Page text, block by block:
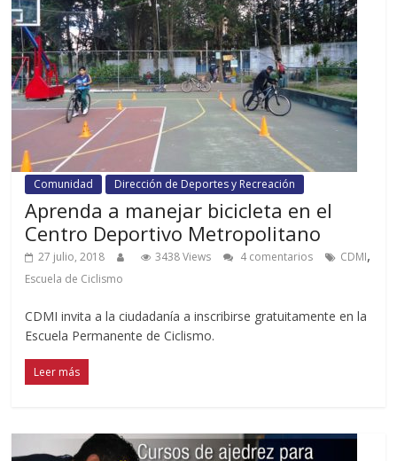
Comunidad Dirección de Deportes y Recreación
Aprenda a manejar bicicleta en el
Centro Deportivo Metropolitano
27 julio, 2018 3438 Views 4 comentarios CDMI,
Escuela de Ciclismo
CDMI invita a la ciudadanía a inscribirse gratuitamente en la
Escuela Permanente de Ciclismo.
Leer más